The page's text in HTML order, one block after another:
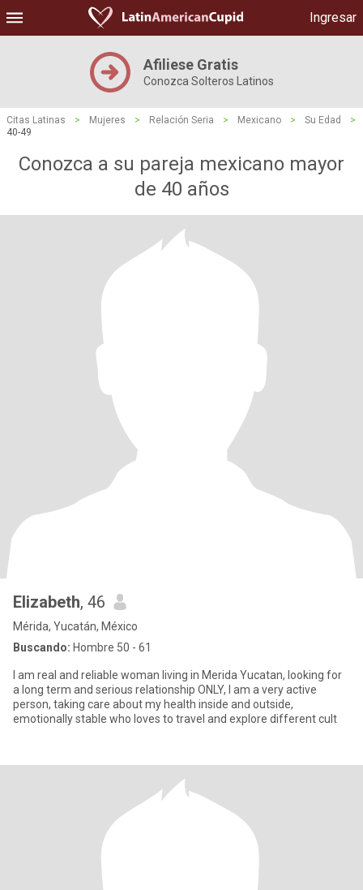
Ingresar
Afiliese Gratis
Conozca Solteros Latinos
Citas Latinas > Mujeres > Relación Seria > Mexicano > Su Edad
>
40-49
Conozca a su pareja mexicano mayor
de 40 años
Elizabeth, 46
Mérida, Yucatán, México
Buscando: Hombre 50 - 61
I am real and reliable woman living in Merida Yucatan, looking for
a long term and serious relationship ONLY, I am a very active
person, taking care about my health inside and outside,
emotionally stable who loves to travel and explore different cult